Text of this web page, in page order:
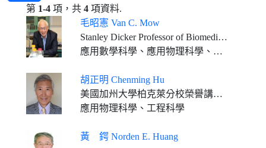
第 1-4 項，共 4 項資料.
毛昭憲 Van C. Mow
Stanley Dicker Professor of Biomedical Engineering, and Orthopaedic Bioengineering, Columbia University
應用數學科學、應用物理科學、工程科學
胡正明 Chenming Hu
美國加州大學柏克萊分校榮譽講座教授 國立陽明交通大學聘任終身教授
應用物理科學、工程科學
黃 鍔 Norden E. Huang